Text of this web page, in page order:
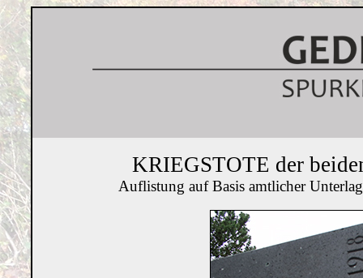
KRIEGSTOTE der
Auflistung auf Basis amtlicher